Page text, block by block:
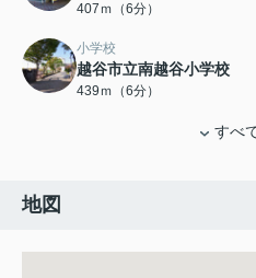
407ｍ（6分）
小学校
越谷市立南越谷小学校
439ｍ（6分）
すべ
地図